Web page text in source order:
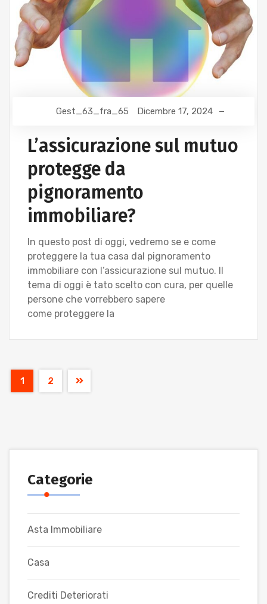
Gest_63_fra_65 Dicembre 17, 2024
L’assicurazione sul mutuo
protegge da
pignoramento
immobiliare?
In questo post di oggi, vedremo se e come
proteggere la tua casa dal pignoramento
immobiliare con l’assicurazione sul mutuo. Il
tema di oggi è tato scelto con cura, per quelle
persone che vorrebbero sapere
come proteggere la
1 2
Categorie
Asta Immobiliare
Casa
Crediti Deteriorati